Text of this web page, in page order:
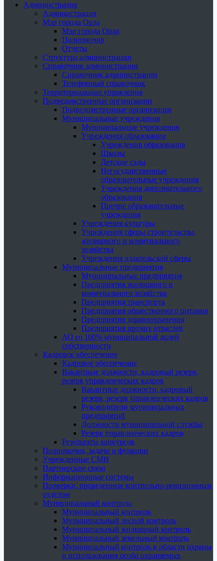
Администрация
Администрация
Мэр города Орла
Мэр города Орла
Полномочия
Отчеты
Структура администрации
Справочник администрации
Справочник администрации
Телефонный справочник
Территориальные управления
Подведомственные организации
Подведомственные организации
Муниципальные учреждения
Муниципальные учреждения
Учреждения образования
Учреждения образования
Школы
Детские сады
Негосударственные
образовательные учреждения
Учреждения дополнительного
образования
Прочие образовательные
учреждения
Учреждения культуры
Учреждения сферы строительства,
жилищного и коммунального
хозяйства
Учреждения издательской сферы
Муниципальные предприятия
Муниципальные предприятия
Предприятия жилищного и
коммунального хозяйства
Предприятия транспорта
Предприятия общественного питания
Предприятия здравоохранения
Предприятия прочих отраслей
АО со 100% муниципальной долей
собственности
Кадровое обеспечение
Кадровое обеспечение
Вакантные должности, кадровый резерв,
резерв управленческих кадров
Вакантные должности, кадровый
резерв, резерв управленческих кадров
Руководители муниципальных
предприятий
Должности муниципальной службы
Резерв управленческих кадров
Результаты конкурсов
Полномочия, задачи и функции
Учрежденные СМИ
Партнерские связи
Информационные системы
Проверки, проведенные контрольно-ревизионным
отделом
Муниципальный контроль
Муниципальный контроль
Муниципальный лесной контроль
Муниципальный жилищный контроль
Муниципальный земельный контроль
Муниципальный контроль в области охраны
и использования особо охраняемых